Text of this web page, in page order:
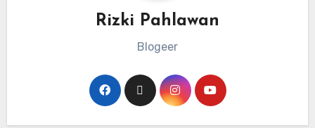
Rizki Pahlawan
Blogeer